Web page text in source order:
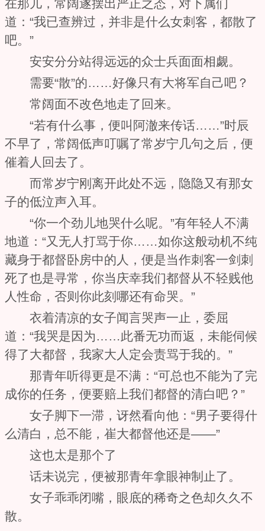
在那儿，常阔遂摆出严正之态，对下属们
道：“我已查辨过，并非是什么女刺客，都散了
吧。”
安安分分站得远远的众士兵面面相觑。
需要“散”的……好像只有大将军自己吧？
常阔面不改色地走了回来。
“若有什么事，便叫阿澈来传话……”时辰
不早了，常阔低声叮嘱了常岁宁几句之后，便
催着人回去了。
而常岁宁刚离开此处不远，隐隐又有那女
子的低泣声入耳。
“你一个劲儿地哭什么呢。”有年轻人不满
地道：“又无人打骂于你……如你这般动机不纯
藏身于都督卧房中的人，便是当作刺客一剑刺
死了也是寻常，你当庆幸我们都督从不轻贱他
人性命，否则你此刻哪还有命哭。”
衣着清凉的女子闻言哭声一止，委屈
道：“我哭是因为……此番无功而返，未能伺候
得了大都督，我家大人定会责骂于我的。”
那青年听得更是不满：“可总也不能为了完
成你的任务，便要赔上我们都督的清白吧？”
女子脚下一滞，讶然看向他：“男子要得什
么清白，总不能，崔大都督他还是——”
这也太是那个了
话未说完，便被那青年拿眼神制止了。
女子乖乖闭嘴，眼底的稀奇之色却久久不
散。